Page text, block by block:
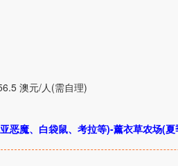
澳元/人(需自理)
恶魔、白袋鼠、考拉等)-薰衣草农场(夏